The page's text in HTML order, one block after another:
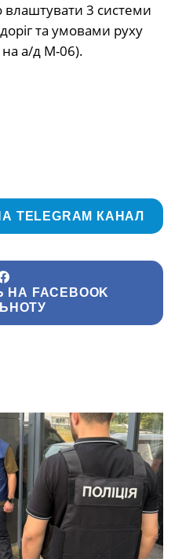
влаштувати 3 системи
та умовами руху
на а/д М-06).
TELEGRAM КАНАЛ
FACEBOOK